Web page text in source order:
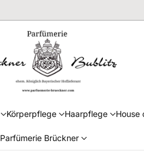
Körperpflege Haarpflege House
Parfümerie Brückner